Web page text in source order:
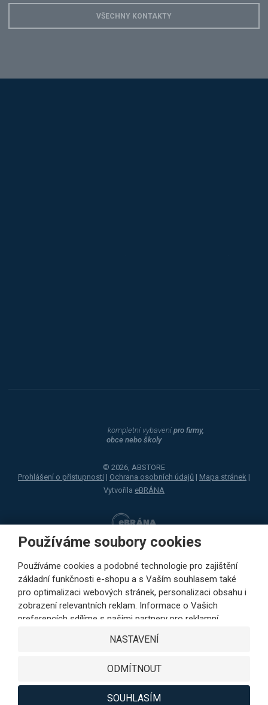
Používáme soubory cookies
Používáme cookies a podobné technologie pro zajištění
základní funkčnosti e-shopu a s Vaším souhlasem také
pro optimalizaci webových stránek, personalizaci obsahu i
zobrazení relevantních reklam. Informace o Vašich
preferencích sdílíme s našimi partnery pro reklamní,
sociální sítě i podrobné analýzy pouze s Vaším souhlasem.
Partneři mohou tyto údaje v rámci personalizace reklamy
využívání jejich služeb. Kliknutím na tlačítko SOUHLASÍM
vyjádříte Váš souhlas s ukládáním cookies k výkonovým,
funkčním a marketingovým účelům a s předáváním údajů o
NASTAVENÍ
ODMÍTNOUT
SOUHLASÍM
VŠECHNY KONTAKTY
kompletní vybavenípro firmy,
obce nebo školy
© 2026, ABSTORE
Prohlášení o přístupnosti | Ochrana osobních údajů | Mapa stránek |
Vytvořila eBRÁNA